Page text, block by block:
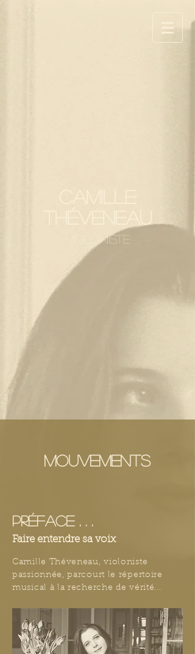
Théveneau
Violoniste
Mouvements
PRéface . . .
Faire entendre sa voix
Camille Théveneau, violoniste
passionnée, parcourt le répertoire
musical à la recherche de vérité...